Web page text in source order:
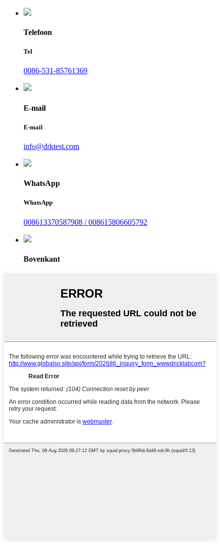
Telefoon
Tel
0086-531-85761369
E-mail
E-mail
info@drktest.com
WhatsApp
WhatsApp
008613370587908 / 008615806605792
Bovenkant